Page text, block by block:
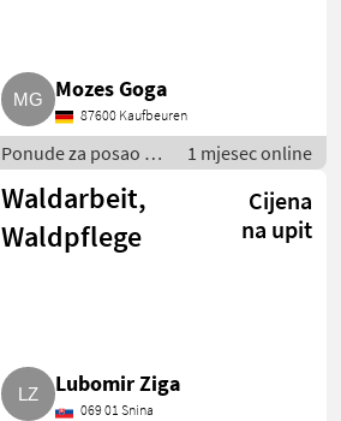
Mozes Goga
87600 Kaufbeuren
Ponude za posao /
Sezonski radnici
1 mjesec online
Waldarbeit,
Waldpflege
Cijena
na upit
Lubomir Ziga
069 01 Snina